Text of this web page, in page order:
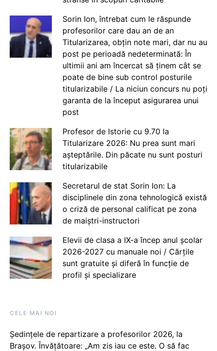
Sorin Ion, întrebat cum le răspunde
profesorilor care dau an de an
Titularizarea, obțin note mari, dar nu au
post pe perioadă nedeterminată: În
ultimii ani am încercat să ținem cât se
poate de bine sub control posturile
titularizabile / La niciun concurs nu poți
garanta de la început asigurarea unui
post
Profesor de Istorie cu 9.70 la
Titularizare 2026: Nu prea sunt mari
așteptările. Din păcate nu sunt posturi
titularizabile
Secretarul de stat Sorin Ion: La
disciplinele din zona tehnologică există
o criză de personal calificat pe zona
de maiștri-instructori
Elevii de clasa a IX-a încep anul școlar
2026-2027 cu manuale noi / Cărțile
sunt gratuite și diferă în funcție de
profil și specializare
CELE MAI NOI
Ședințele de repartizare a profesorilor 2026, la
Brașov. Învățătoare: „Am zis iau ce este. O să fac